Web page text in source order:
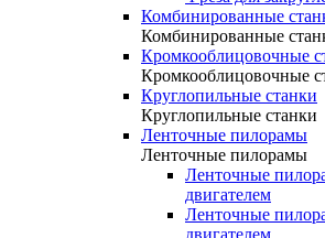
Комбинированные
Комбинированные
Кромкооблицовочные
Кромкооблицовочные
Круглопильные станки
Круглопильные станки
Ленточные пилорамы
Ленточные пилорамы
Ленточные
двигателем
Ленточные
двигателем